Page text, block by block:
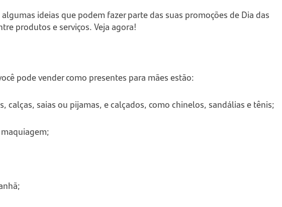
ideias que podem fazer parte das suas promoções de Dia das
produtos e serviços. Veja agora!
pode vender como presentes para mães estão:
calças, saias ou pijamas, e calçados, como chinelos, sandálias e tênis;